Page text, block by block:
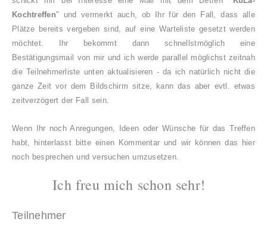
Kochtreffen" und vermerkt auch, ob Ihr für den Fall, dass alle
Plätze bereits vergeben sind, auf eine Warteliste gesetzt werden
möchtet. Ihr bekommt dann schnellstmöglich eine
Bestätigungsmail von mir und ich werde parallel möglichst zeitnah
die Teilnehmerliste unten aktualisieren - da ich natürlich nicht die
ganze Zeit vor dem Bildschirm sitze, kann das aber evtl. etwas
zeitverzögert der Fall sein.
Wenn Ihr noch Anregungen, Ideen oder Wünsche für das Treffen
habt,
hinterlasst bitte einen Kommentar und wir können das hier
noch besprechen und versuchen umzusetzen.
Ich freu mich schon sehr!
Teilnehmer